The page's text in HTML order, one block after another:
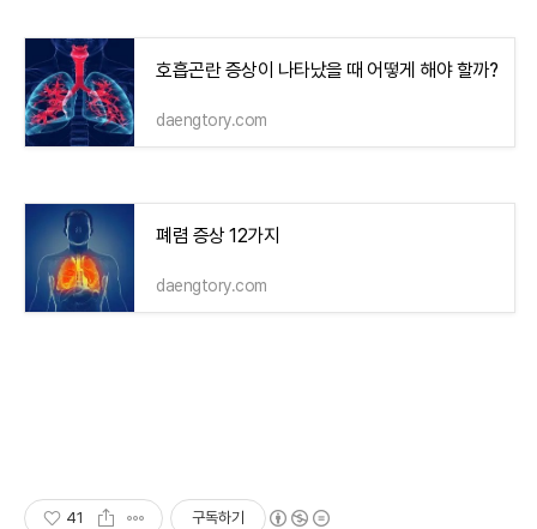
호흡곤란 증상이 나타났을 때 어떻게 해야 할까?
daengtory.com
폐렴 증상 12가지
daengtory.com
41 구독하기